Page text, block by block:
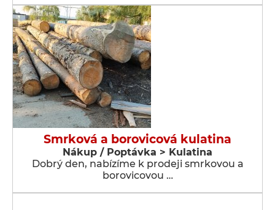
Smrková a borovicová kulatina
Nákup / Poptávka > Kulatina
Dobrý den, nabízíme k prodeji smrkovou a
borovicovou …